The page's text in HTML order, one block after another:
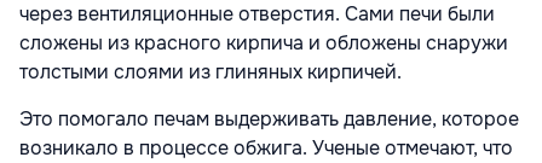
через вентиляционные отверстия. Сами печи были
сложены из красного кирпича и обложены снаружи
толстыми слоями из глиняных кирпичей.
Это помогало печам выдерживать давление, которое
возникало в процессе обжига. Ученые отмечают, что